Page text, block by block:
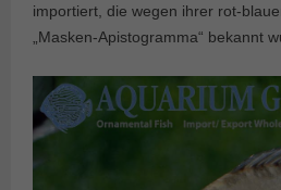
importiert, die wegen ihrer rot-
„Masken-Apistogramma“ bekannt